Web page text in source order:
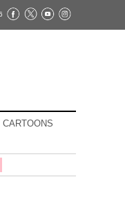
CARTOONS